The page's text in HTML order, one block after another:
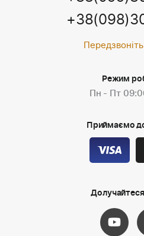
Режим
Пн - Пт
Приймаємо